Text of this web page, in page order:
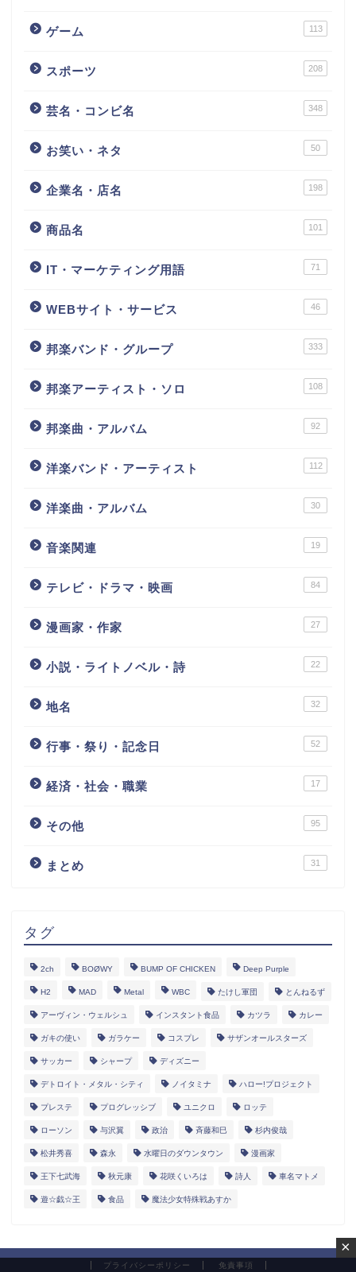
ゲーム 113
スポーツ 208
芸名・コンビ名 348
お笑い・ネタ 50
企業名・店名 198
商品名 101
IT・マーケティング用語 71
WEBサイト・サービス 46
邦楽バンド・グループ 333
邦楽アーティスト・ソロ 108
邦楽曲・アルバム 92
洋楽バンド・アーティスト 112
洋楽曲・アルバム 30
音楽関連 19
テレビ・ドラマ・映画 84
漫画家・作家 27
小説・ライトノベル・詩 22
地名 32
行事・祭り・記念日 52
経済・社会・職業 17
その他 95
まとめ 31
タグ
2ch BOØWY BUMP OF CHICKEN Deep Purple
H2 MAD Metal WBC たけし軍団 とんねるず
アーヴィン・ウェルシュ インスタント食品 カツラ カレー
ガキの使い ガラケー コスプレ サザンオールスターズ
サッカー シャープ ディズニー
デトロイト・メタル・シティ ノイタミナ ハロー!プロジェクト
プレステ プログレッシブ ユニクロ ロッテ
ローソン 与沢翼 政治 斉藤和巳 杉内俊哉
松井秀喜 森永 水曜日のダウンタウン 漫画家
王下七武海 秋元康 花咲くいろは 詩人 車名マトメ
遊☆戯☆王 食品 魔法少女特殊戦あすか
プライバシーポリシー 免責事項
×